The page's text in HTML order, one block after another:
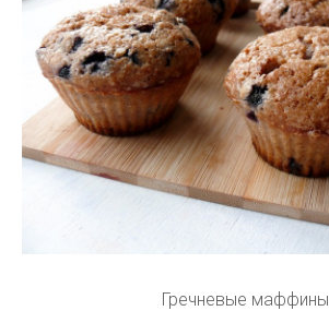
Гречневые маффины